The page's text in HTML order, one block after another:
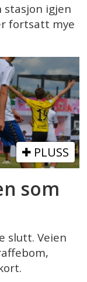
stasjon igjen
fortsatt mye
PLUSS
som
slutt. Veien